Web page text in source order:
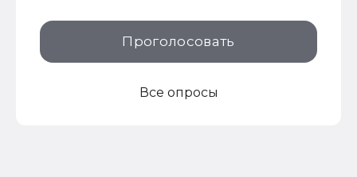
Проголосовать
Все опросы